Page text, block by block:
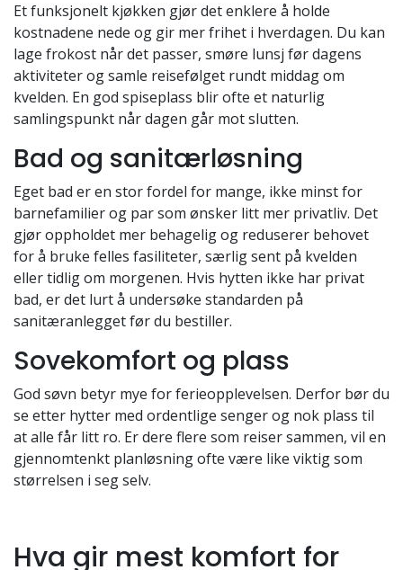
Et funksjonelt kjøkken gjør det enklere å holde
kostnadene nede og gir mer frihet i hverdagen. Du kan
lage frokost når det passer, smøre lunsj før dagens
aktiviteter og samle reisefølget rundt middag om
kvelden. En god spiseplass blir ofte et naturlig
samlingspunkt når dagen går mot slutten.
Bad og sanitærløsning
Eget bad er en stor fordel for mange, ikke minst for
barnefamilier og par som ønsker litt mer privatliv. Det
gjør oppholdet mer behagelig og reduserer behovet
for å bruke felles fasiliteter, særlig sent på kvelden
eller tidlig om morgenen. Hvis hytten ikke har privat
bad, er det lurt å undersøke standarden på
sanitæranlegget før du bestiller.
Sovekomfort og plass
God søvn betyr mye for ferieopplevelsen. Derfor bør du
se etter hytter med ordentlige senger og nok plass til
at alle får litt ro. Er dere flere som reiser sammen, vil en
gjennomtenkt planløsning ofte være like viktig som
størrelsen i seg selv.
Hva gir mest komfort for